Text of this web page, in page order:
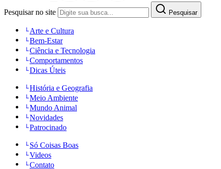
Pesquisar no site Pesquisar
Arte e Cultura
Bem-Estar
Ciência e Tecnologia
Comportamentos
Dicas Úteis
História e Geografia
Meio Ambiente
Mundo Animal
Novidades
Patrocinado
Só Coisas Boas
Videos
Contato